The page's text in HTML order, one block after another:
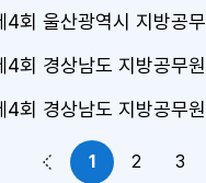
회 울산광역시 지방공
회 경상남도 지방공무
회 경상남도 지방공무
이전 페이지
1 2 3